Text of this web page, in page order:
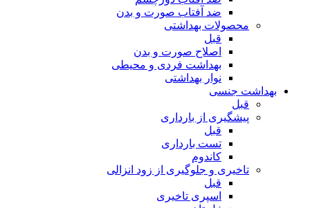
ضد آفتاب صورت و بدن
محصولات بهداشتی
قبل
اصلاح صورت و بدن
بهداشت فردی و محیطی
نوار بهداشتی
بهداشت جنسی
قبل
پیشگیری از بارداری
قبل
تست بارداری
کاندوم
تاخیری و جلوگیری از زود انزالی
قبل
اسپری تاخیری